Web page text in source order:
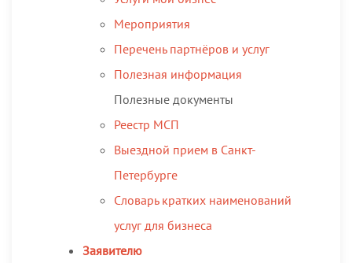
Мероприятия
Перечень партнёров и услуг
Полезная информация
Полезные документы
Реестр МСП
Выездной прием в Санкт-
Петербурге
Словарь кратких наименований
услуг для бизнеса
Заявителю